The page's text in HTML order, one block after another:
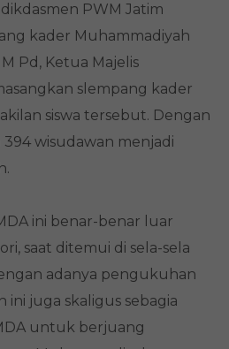
PWM Jatim
kader Muhammadiyah
Pd, Ketua Majelis
slempang kader
siswa tersebut. Dengan
wisudawan menjadi
ini benar-benar luar
saat ditemui di sela-sela
adanya pengukuhan
ini juga skaligus sebagia
untuk berjuang